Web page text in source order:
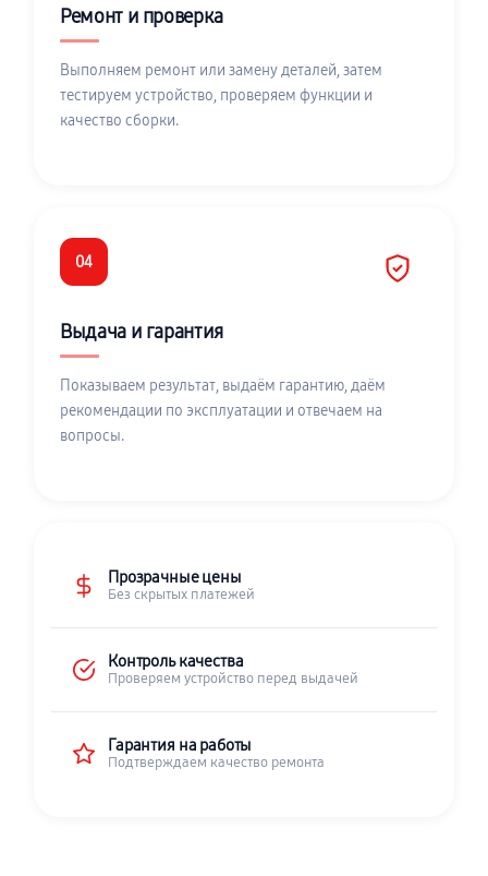
Ремонт и проверка
Выполняем ремонт или замену деталей, затем
тестируем устройство, проверяем функции и
качество сборки.
04
Выдача и гарантия
Показываем результат, выдаём гарантию, даём
рекомендации по эксплуатации и отвечаем на
вопросы.
Прозрачные цены
Без скрытых платежей
Контроль качества
Проверяем устройство перед выдачей
Гарантия на работы
Подтверждаем качество ремонта